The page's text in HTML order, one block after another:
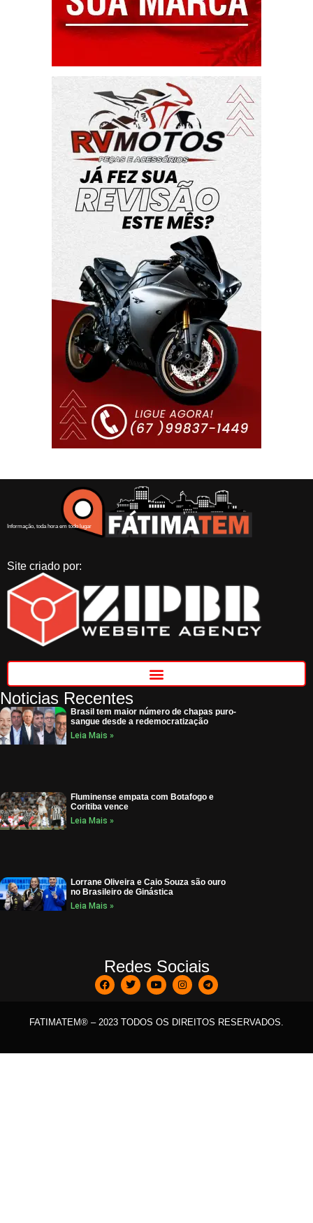
Informação, toda hora em todo lugar
Site criado por:
Noticias Recentes
Brasil tem maior número de chapas puro-
sangue desde a redemocratização
Leia Mais »
Fluminense empata com Botafogo e
Coritiba vence
Leia Mais »
Lorrane Oliveira e Caio Souza são ouro
no Brasileiro de Ginástica
Leia Mais »
Redes Sociais
FATIMATEM® – 2023 TODOS OS DIREITOS RESERVADOS.